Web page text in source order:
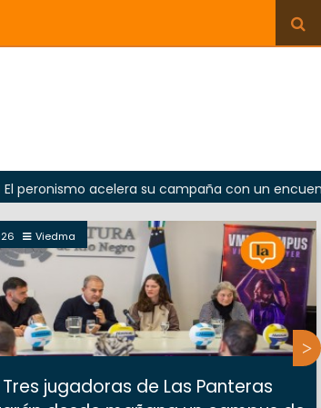
acelera su campaña con un encuentro
Viedma
jugadoras de Las Panteras